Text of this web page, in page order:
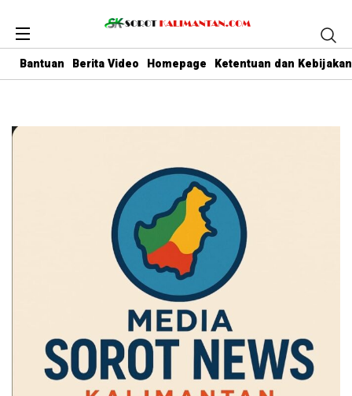
Bantuan Berita Video Homepage Ketentuan dan